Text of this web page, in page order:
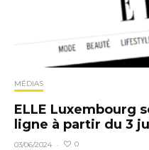
MÉDIAS
ELLE Luxembourg
ligne à partir du 3
03/06/2024 · 0